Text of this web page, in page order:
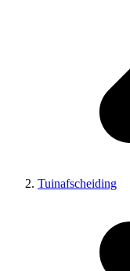
Tuinafscheiding